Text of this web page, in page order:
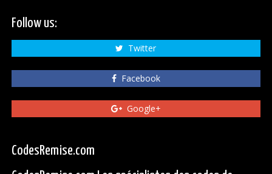
Follow us:
Twitter
Facebook
Google+
CodesRemise.com